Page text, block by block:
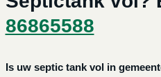
86865588
Is uw septic tank vol in